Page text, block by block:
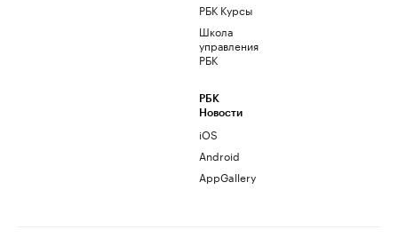
РБК Курсы
Школа
управления
РБК
РБК
Новости
iOS
Android
AppGallery